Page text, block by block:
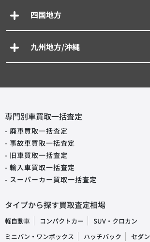
四国地方
九州地方/沖縄
専門別車買取一括査定
- 廃車買取一括査定
- 事故車買取一括査定
- 旧車買取一括査定
- 輸入車買取一括査定
- スーパーカー買取一括査定
タイプから探す買取査定相場
軽自動車 コンパクトカー
SUV・クロカン
ミニバン・ワンボックス
ハッチバック
セダン